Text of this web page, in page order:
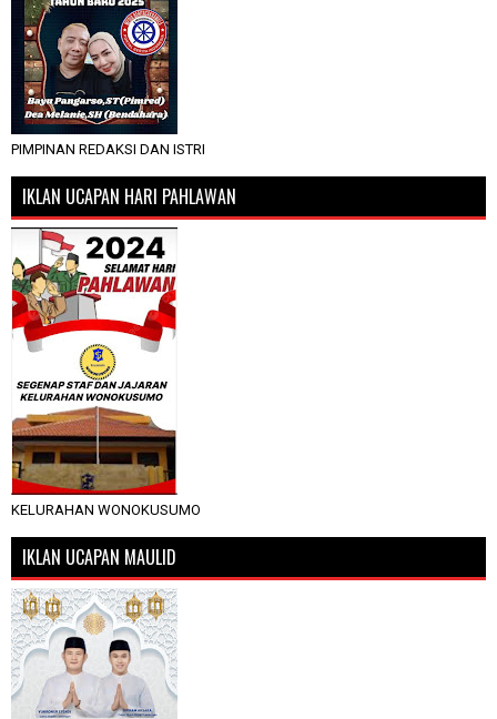
PIMPINAN REDAKSI DAN ISTRI
IKLAN UCAPAN HARI PAHLAWAN
KELURAHAN WONOKUSUMO
IKLAN UCAPAN MAULID